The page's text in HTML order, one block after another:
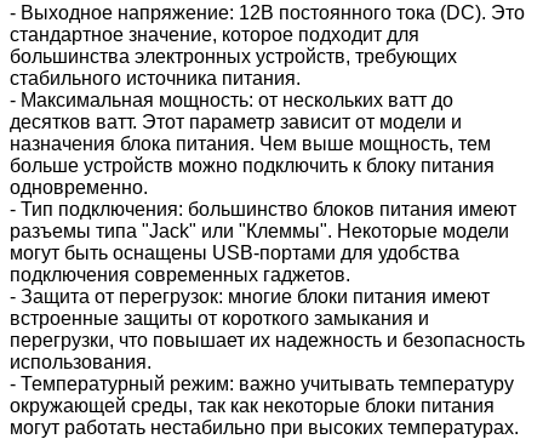
- Выходное напряжение: 12В постоянного тока (DC). Это
стандартное значение, которое подходит для
большинства электронных устройств, требующих
стабильного источника питания.
- Максимальная мощность: от нескольких ватт до
десятков ватт. Этот параметр зависит от модели и
назначения блока питания. Чем выше мощность, тем
больше устройств можно подключить к блоку питания
одновременно.
- Тип подключения: большинство блоков питания имеют
разъемы типа "Jack" или "Клеммы". Некоторые модели
могут быть оснащены USB-портами для удобства
подключения современных гаджетов.
- Защита от перегрузок: многие блоки питания имеют
встроенные защиты от короткого замыкания и
перегрузки, что повышает их надежность и безопасность
использования.
- Температурный режим: важно учитывать температуру
окружающей среды, так как некоторые блоки питания
могут работать нестабильно при высоких температурах.